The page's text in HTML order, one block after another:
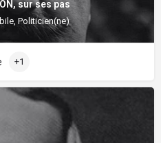
sur ses pas
Politicien(ne)
+1